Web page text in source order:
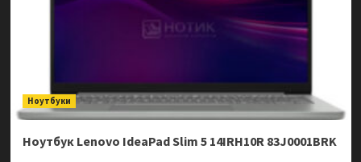
Ноутбуки
Ноутбук Lenovo IdeaPad Slim 5 14IRH10R 83J0001BRK